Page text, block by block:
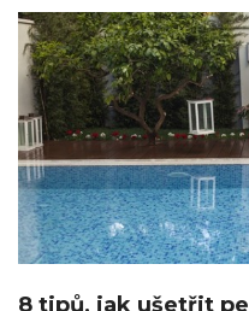
8 tipů, jak ušetřit